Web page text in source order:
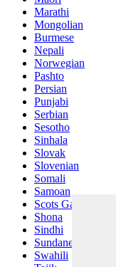
Marathi
Mongolian
Burmese
Nepali
Norwegian
Pashto
Persian
Punjabi
Serbian
Sesotho
Sinhala
Slovak
Slovenian
Somali
Samoan
Scots Gaelic
Shona
Sindhi
Sundanese
Swahili